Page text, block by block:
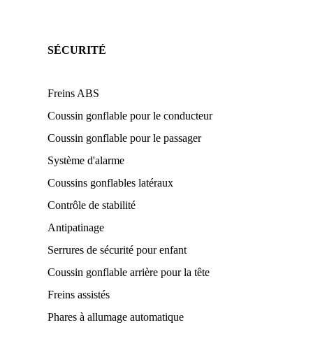
SÉCURITÉ
Freins ABS
Coussin gonflable pour le conducteur
Coussin gonflable pour le passager
Système d'alarme
Coussins gonflables latéraux
Contrôle de stabilité
Antipatinage
Serrures de sécurité pour enfant
Coussin gonflable arrière pour la tête
Freins assistés
Phares à allumage automatique